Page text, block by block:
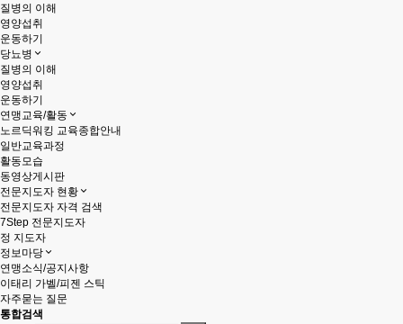
질병의 이해
영양섭취
운동하기
당뇨병
질병의 이해
영양섭취
운동하기
연맹교육/활동
노르딕워킹 교육종합안내
일반교육과정
활동모습
동영상게시판
전문지도자 현황
전문지도자 자격 검색
7Step 전문지도자
정 지도자
정보마당
연맹소식/공지사항
이태리 가벨/피젠 스틱
자주묻는 질문
통합검색